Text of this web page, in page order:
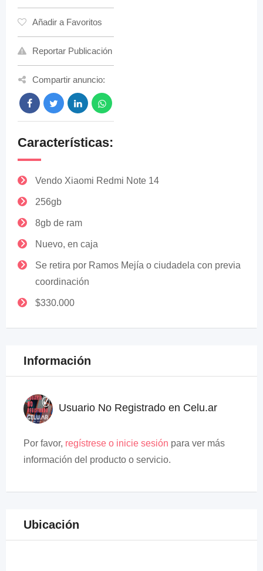
Añadir a Favoritos
Reportar Publicación
Compartir anuncio:
Características:
Vendo Xiaomi Redmi Note 14
256gb
8gb de ram
Nuevo, en caja
Se retira por Ramos Mejía o ciudadela con previa
coordinación
$330.000
Información
Usuario No Registrado en Celu.ar
Por favor, regístrese o inicie sesión para ver más
información del producto o servicio.
Ubicación